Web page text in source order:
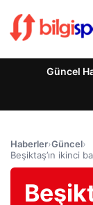
Güncel
Haberler›Güncel›
Beşiktaş’ın ikinci